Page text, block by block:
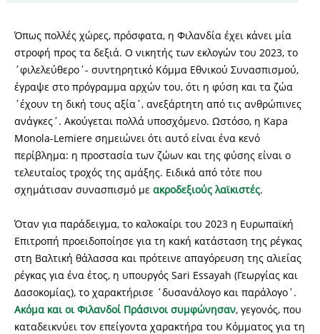
Όπως πολλές χώρες, πρόσφατα, η Φιλανδία έχει κάνει μία
στροφή προς τα δεξιά. Ο νικητής των εκλογών του 2023, το
΄φιλελεύθερο΄- συντηρητικό Κόμμα Εθνικού Συνασπισμού,
έγραψε στο πρόγραμμα αρχών του, ότι η φύση και τα ζώα
΄έχουν τη δική τους αξία΄, ανεξάρτητη από τις ανθρώπινες
ανάγκες΄. Ακούγεται πολλά υποσχόμενο. Ωστόσο, η Kapa
Monola-Lemiere σημειώνει ότι αυτό είναι ένα κενό
περίβλημα: η προστασία των ζώων και της φύσης είναι ο
τελευταίος τροχός της αμάξης. Ειδικά από τότε που
σχημάτισαν συνασπισμό με ακροδεξιούς λαϊκιστές.
Όταν για παράδειγμα, το καλοκαίρι του 2023 η Ευρωπαϊκή
Επιτροπή προειδοποίησε για τη κακή κατάσταση της ρέγκας
στη Βαλτική θάλασσα και πρότεινε απαγόρευση της αλιείας
ρέγκας για ένα έτος, η υπουργός Sari Essayah (Γεωργίας και
Δασοκομίας), το χαρακτήρισε ΄δυσανάλογο και παράλογο΄.
Ακόμα και οι Φιλανδοί Πράσινοι συμφώνησαν, γεγονός, που
καταδεικνύει τον επείγοντα χαρακτήρα του Κόμματος για τη